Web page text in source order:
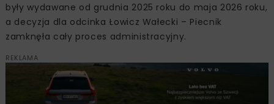
były wydawane od grudnia 2025 roku do maja 2026 roku,
a decyzja dla odcinka Łowicz Wałecki – Piecnik
zamknęła cały proces administracyjny.
REKLAMA